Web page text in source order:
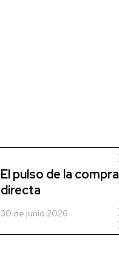
El pulso de la compra
directa
30 de junio 2026